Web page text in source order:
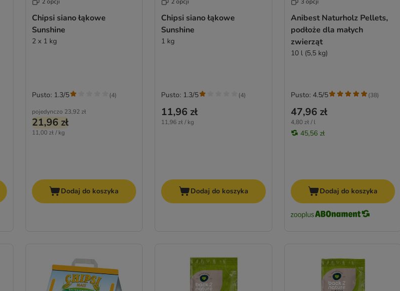
Chipsi siano łąkowe
Sunshine
2 x 1 kg
pojedynczo 23,92 zł
21,96 zł
11,00 zł / kg
Pusto: 1.3/5 (4)
Dodaj do koszyka
Chipsi siano łąkowe
Sunshine
1 kg
11,96 zł
11,96 zł / kg
Pusto: 1.3/5 (4)
Dodaj do koszyka
Anibest Naturholz Pellets,
podłoże dla małych
zwierząt
10 l (5,5 kg)
47,96 zł
4,80 zł / l
45,56 zł
Pusto: 4.5/5 (38)
Dodaj do koszyka